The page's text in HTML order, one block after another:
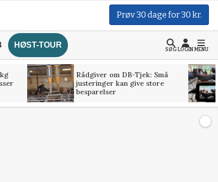
Prøv 30 dage for 30 kr.
HØST-TOUR
SØGLOGINMENU
Rådgiver om DB-Tjek: Små
justeringer kan give store
besparelser